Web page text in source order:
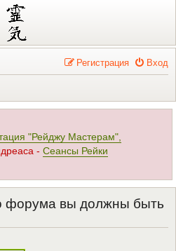
Вход
Регистрация
"Рейджу Мастерам",
- Сеансы Рейки
форума вы должны быть